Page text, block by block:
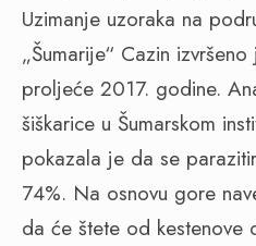
Uzimanje uzoraka na
„Šumarije“ Cazin
proljeće 2017. godine.
šiškarice u Šumarskom
pokazala je da se
74%. Na osnovu gore
da će štete od kestenove